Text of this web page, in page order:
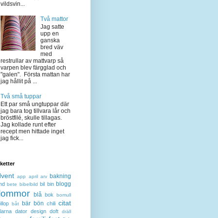
vildsvin...
Två mattor
Jag satte
upp en
ganska
bred väv
med
restrullar av mattvarp så
varpen blev färgglad och
"galen". Första mattan har
jag hållit på ...
Två små tuppar
Ett par små ungtuppar där
jag bara tog tillvara lår och
bröstfilé, skulle tillagas.
Jag kollade runt efter
recept men hittade inget
jag fick...
app april arv bakning
bete bibelbild bil bin blogg
blå bok bomull
båt bär bön chili citat
dator design doft dräll